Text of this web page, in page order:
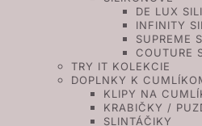
DE LUX
INFINITY
SUPREME
COUTURE
TRY IT KOLEKCIE
DOPLNKY K
KLIPY NA
KRABIČKY /
SLINTÁČIKY